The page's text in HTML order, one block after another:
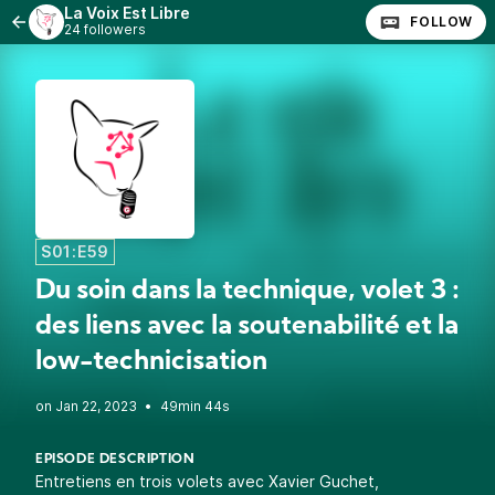
La Voix Est Libre
24 followers FOLLOW
S01:E59
Du soin dans la technique, volet 3 :
des liens avec la soutenabilité et la
low-technicisation
• 49min 44s
EPISODE DESCRIPTION
Entretiens en trois volets avec Xavier Guchet,